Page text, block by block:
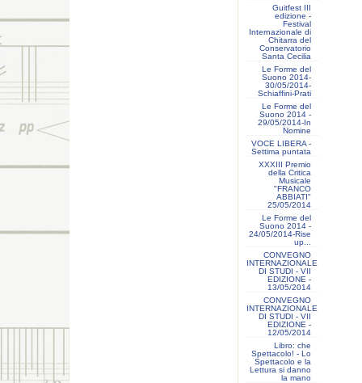
Guitfest III
edizione -
Festival
Internazionale di
Chitarra del
Conservatorio
Santa Cecilia
Le Forme del
Suono 2014-
30/05/2014-
Schiaffini-Prati
Le Forme del
Suono 2014 -
29/05/2014-In
Nomine
VOCE LIBERA -
Settima puntata
XXXIII Premio
della Critica
Musicale
"FRANCO
ABBIATI"
25/05/2014
Le Forme del
Suono 2014 -
24/05/2014-Rise
up...
CONVEGNO
INTERNAZIONALE
DI STUDI - VII
EDIZIONE -
13/05/2014
CONVEGNO
INTERNAZIONALE
DI STUDI - VII
EDIZIONE -
12/05/2014
Libro: che
Spettacolo! - Lo
Spettacolo e la
Lettura si danno
la mano